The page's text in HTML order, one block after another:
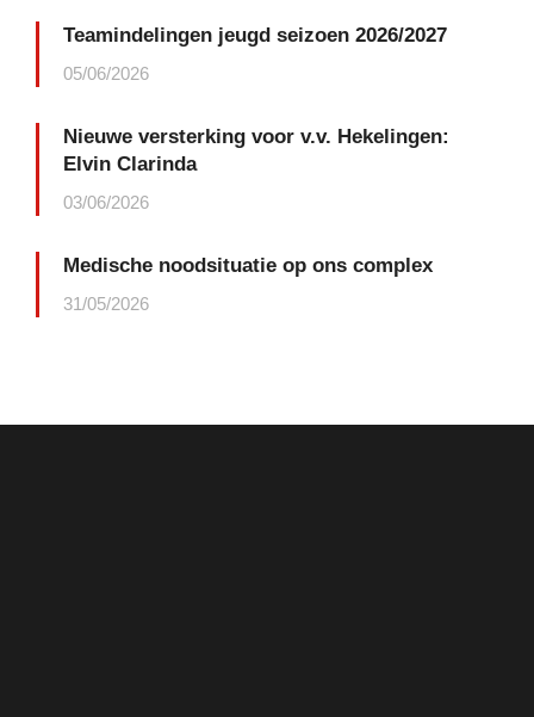
Teamindelingen jeugd seizoen 2026/2027
05/06/2026
Nieuwe versterking voor v.v. Hekelingen:
Elvin Clarinda
03/06/2026
Medische noodsituatie op ons complex
31/05/2026